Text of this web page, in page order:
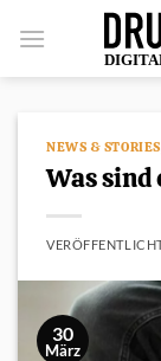
Inhalt
springen
NEWS & STORIES
Was
30
März